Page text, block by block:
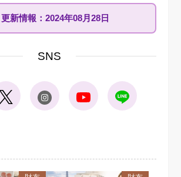
更新情報： 2024年08月28日
SNS